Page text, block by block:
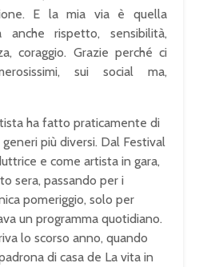
E la mia via è quella
anche rispetto, sensibilità,
coraggio. Grazie perché ci
sui social ma,
ha fatto praticamente di
più diversi. Dal Festival
e come artista in gara,
sera, passando per i
pomeriggio, solo per
un programma quotidiano.
lo scorso anno, quando
di casa de La vita in